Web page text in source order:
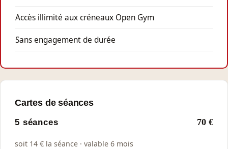
Accès illimité aux créneaux Open Gym
Sans engagement de durée
Cartes de séances
5 séances 70 €
soit 14 € la séance · valable 6 mois